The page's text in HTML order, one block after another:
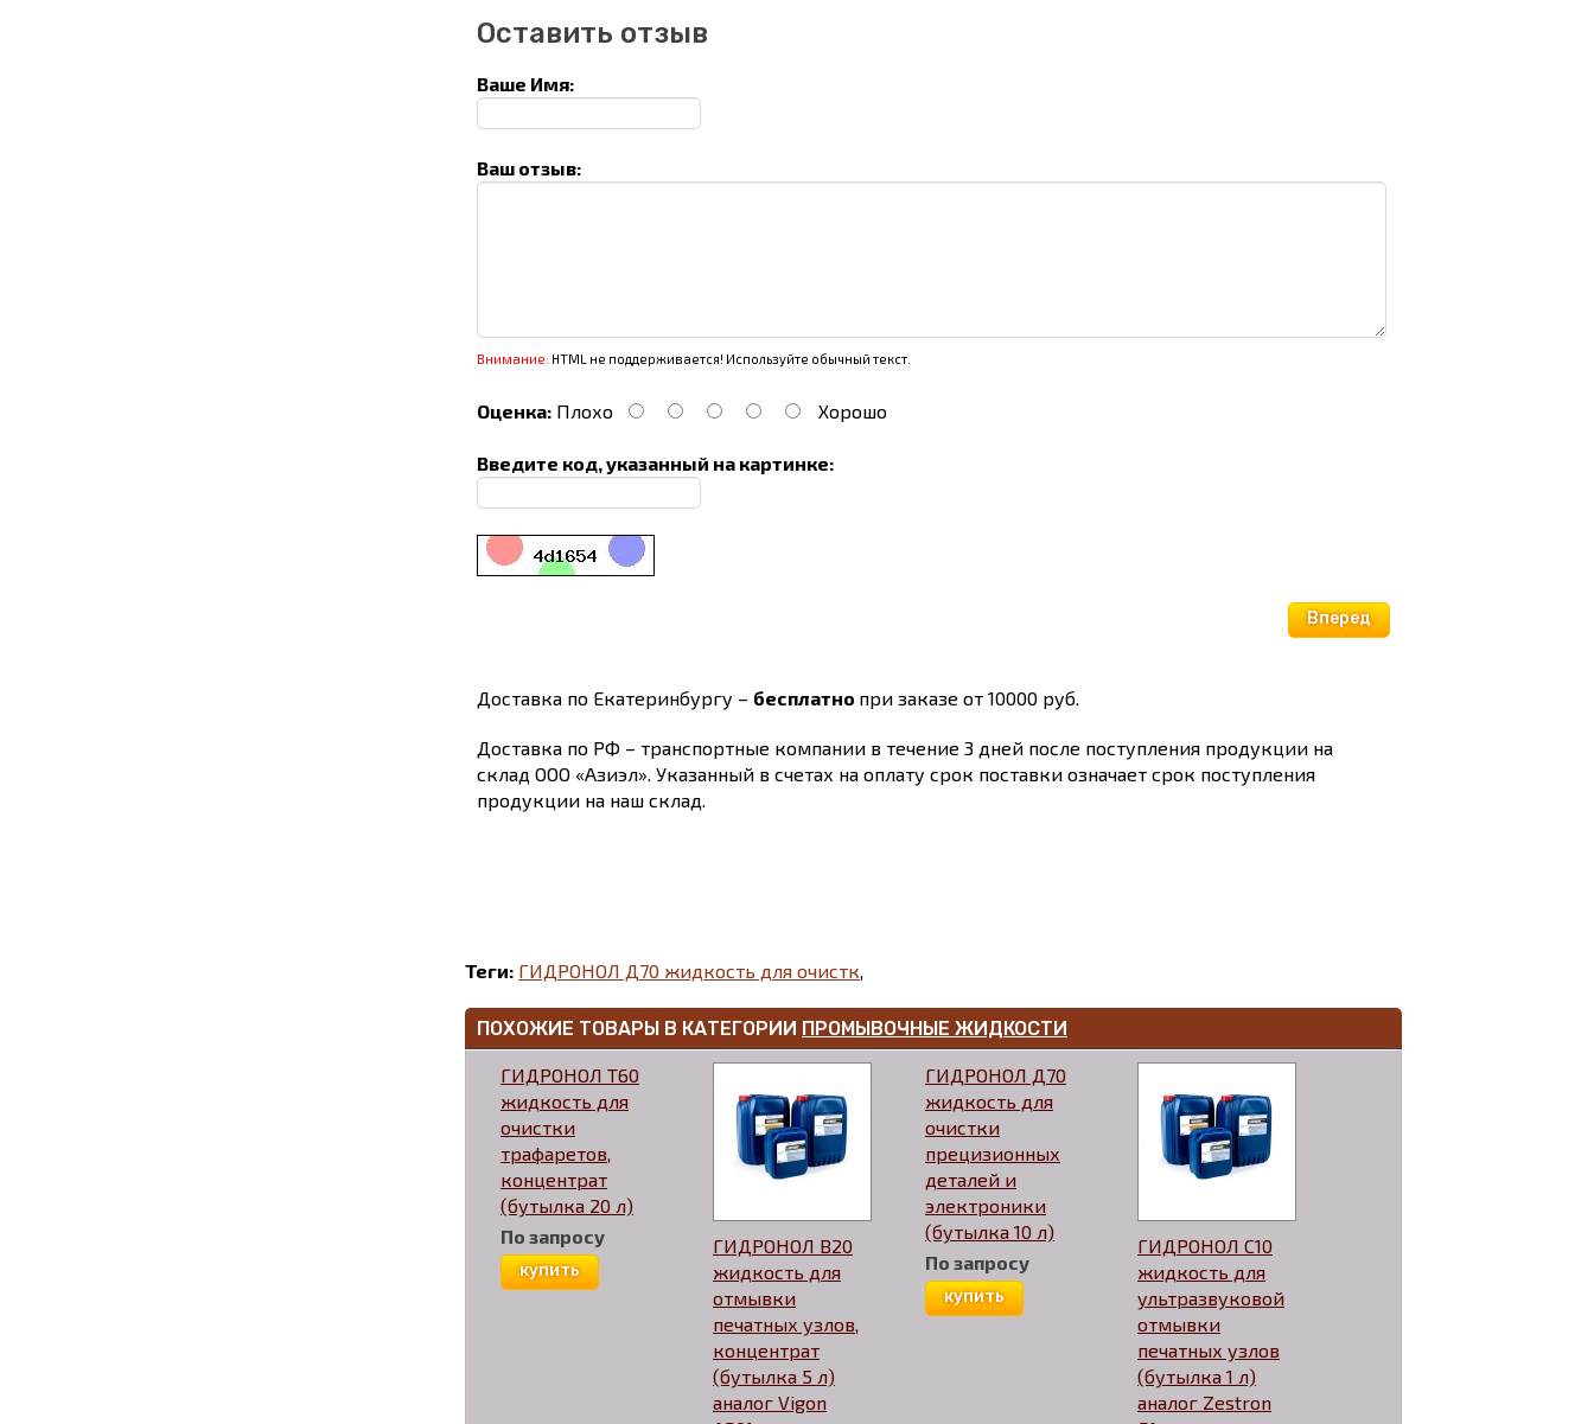
Оставить отзыв
Ваше Имя:
Ваш отзыв:
Внимание: HTML не поддерживается! Используйте обычный текст.
Оценка: Плохо Хорошо
Введите код, указанный на картинке:
Вперед
Доставка по Екатеринбургу – бесплатно при заказе от 10000 руб.
Доставка по РФ – транспортные компании в течение 3 дней после поступления продукции на
склад ООО «Азиэл». Указанный в счетах на оплату срок поставки означает срок поступления
продукции на наш склад.
Теги: ГИДРОНОЛ Д70 жидкость для очистк
ПОХОЖИЕ ТОВАРЫ В КАТЕГОРИИ ПРОМЫВОЧНЫЕ ЖИДКОСТИ
ГИДРОНОЛ Т60
жидкость для
очистки
трафаретов,
концентрат
(бутылка 20 л)
По запросу
купить
ГИДРОНОЛ В20
жидкость для
отмывки
печатных узлов,
концентрат
(бутылка 5 л)
аналог Vigon
ГИДРОНОЛ Д70
жидкость для
очистки
прецизионных
деталей и
электроники
(бутылка 10 л)
По запросу
купить
ГИДРОНОЛ С10
жидкость для
ультразвуковой
отмывки
печатных узлов
(бутылка 1 л)
аналог Zestron